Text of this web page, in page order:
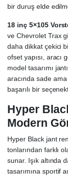
bir duruş elde
18 inç 5×105
ve Chevrolet Trax
daha dikkat çekici
ofset yapısı,
model tasarımı
aracında sade
başarılı bir
Hyper
Modern
Hyper Black jant
tonlarından farklı
sunar. Işık altında
tasarımına sportif